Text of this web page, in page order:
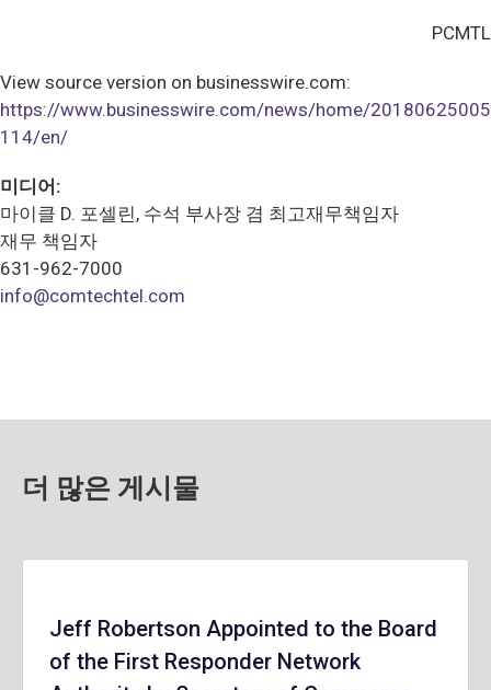
PCMTL
View source version on businesswire.com:
https://www.businesswire.com/news/home/20180625005
114/en/
미디어:
마이클 D. 포셀린, 수석 부사장 겸 최고재무책임자
재무 책임자
631-962-7000
info@comtechtel.com
더 많은 게시물
Jeff Robertson Appointed to the Board
of the First Responder Network